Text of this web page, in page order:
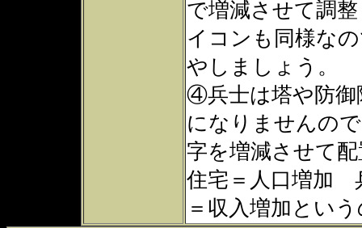
で増減させて調
イコンも同様な
やしましょう。
④兵士は塔や防御
になりませんの
字を増減させて
住宅＝人口増加
＝収入増加とい